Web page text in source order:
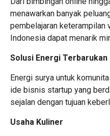
menawarkan banyak
pembelajaran keterampilan
Indonesia dapat menarik
Solusi Energi Terbarukan
Energi surya untuk
ide bisnis startup yang
sejalan dengan tujuan
Usaha Kuliner